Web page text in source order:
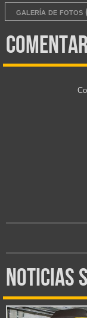
galería de fotos
noticias